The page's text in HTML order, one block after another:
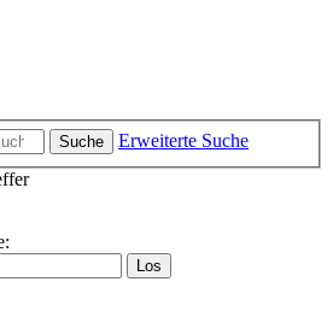
Suche
Erweiterte Suche